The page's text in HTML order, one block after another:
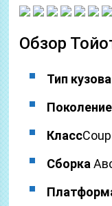
Обзор
Тип кузова
Поколение
Класс
Сборка